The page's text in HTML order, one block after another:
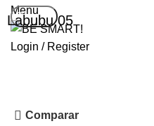
Menu
Login / Register
Search
Labubu 05
Comparar